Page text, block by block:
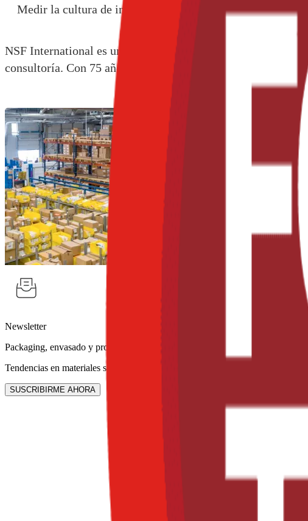
Medir la cultura de inocuidad
NSF International es una organización global dedicada a
consultoría. Con 75 años de experiencia en la industria,
Newsletter
Packaging, envasado y procesamiento
Tendencias en materiales sostenibles, diseño de empaques y maquinaria para
SUSCRIBIRME AHORA